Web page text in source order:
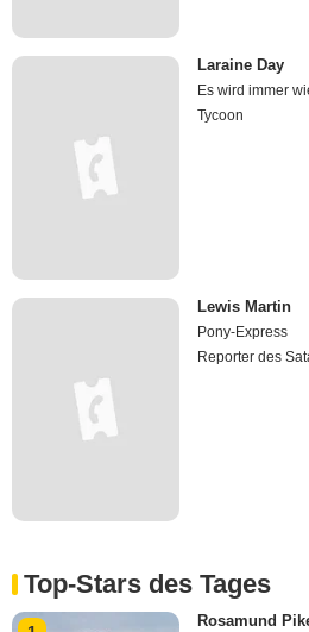
Laraine Day
Es wird immer
Tycoon
Lewis Martin
Pony-Express
Reporter des
Top-Stars des Tages
Rosamund